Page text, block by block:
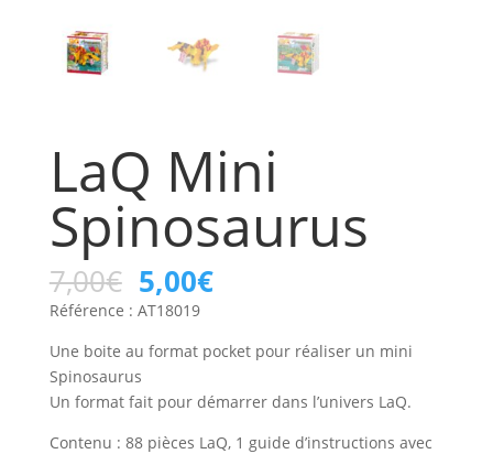
LaQ Mini
Spinosaurus
7,00€ 5,00€
Référence : AT18019
Une boite au format pocket pour réaliser un mini
Spinosaurus
Un format fait pour démarrer dans l’univers LaQ.
Contenu : 88 pièces LaQ, 1 guide d’instructions avec